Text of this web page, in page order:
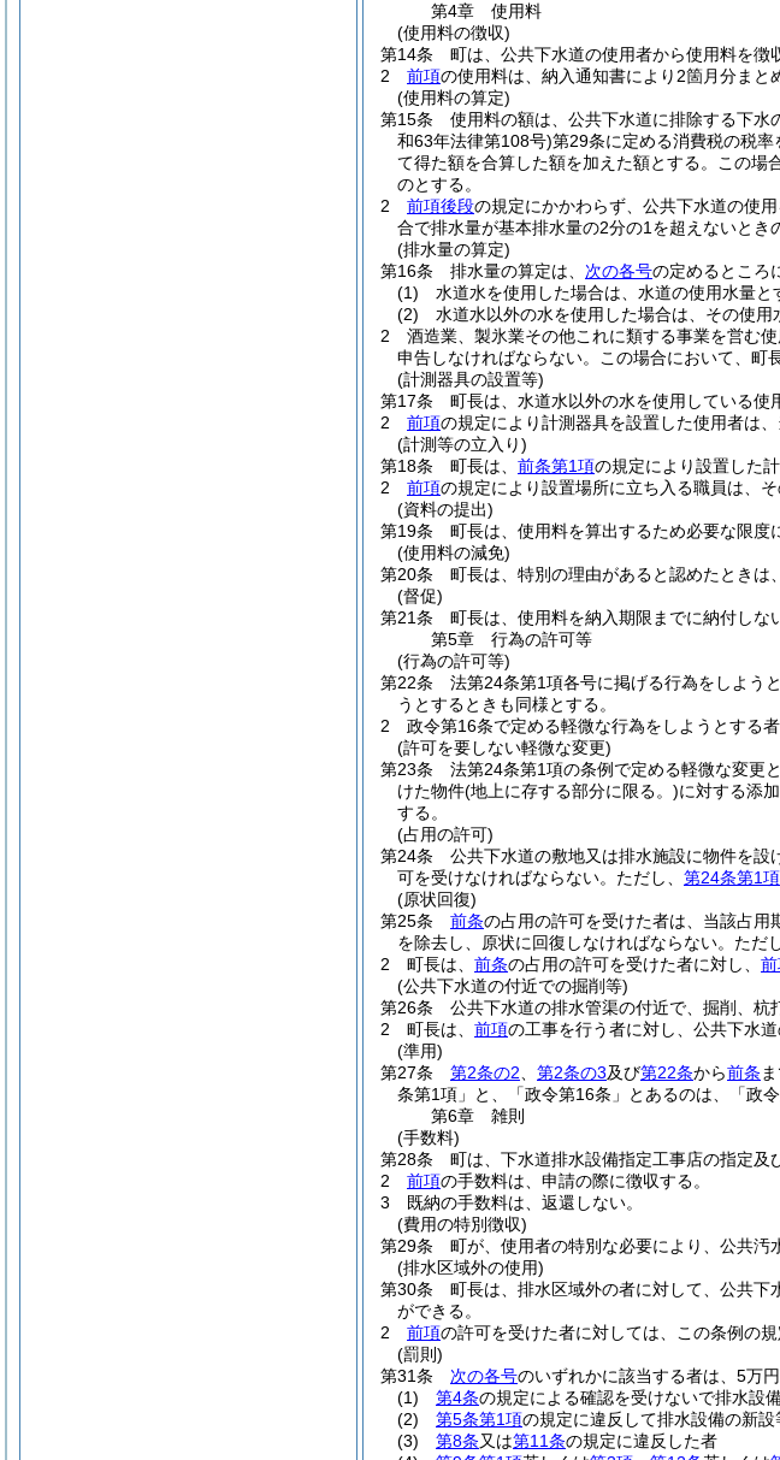
第4章
使用料
(使用料の徴収)
第14条
町は、公共下水道の使用者から使用料を徴
2
前項の使用料は、納入通知書により2箇月分まと
(使用料の算定)
第15条
使用料の額は、公共下水道に排除する下水
和63年法律第108号)第29条に定める消費税の税
て得た額を合算した額を加えた額とする。
この場
のとする。
2
前項後段の規定にかかわらず、公共下水道の使
合で排水量が基本排水量の2分の1を超えないとき
(排水量の算定)
第16条
排水量の算定は、 次の各号の定めるところ
(1)
水道水を使用した場合は、水道の使用水量と
(2)
水道水以外の水を使用した場合は、その使用
2
酒造業、製氷業その他これに類する事業を営む
申告しなければならない。
この場合において、町
(計測器具の設置等)
第17条
町長は、水道水以外の水を使用している使
2
前項の規定により計測器具を設置した使用者は
(計測等の立入り)
第18条
町長は、 前条第1項の規定により設置した
2
前項の規定により設置場所に立ち入る職員は、
(資料の提出)
第19条
町長は、使用料を算出するため必要な限度
(使用料の減免)
第20条
町長は、特別の理由があると認めたときは
(督促)
第21条
町長は、使用料を納入期限までに納付しな
第5章
行為の許可等
(行為の許可等)
第22条
法第24条第1項各号に掲げる行為をしよう
うとするときも同様とする。
2
政令第16条で定める軽微な行為をしようとする
(許可を要しない軽微な変更)
第23条
法第24条第1項の条例で定める軽微な変更
けた物件(地上に存する部分に限る。)に対する添
する。
(占用の許可)
第24条
公共下水道の敷地又は排水施設に物件を
可を受けなければならない。 ただし、 第24条第1項
(原状回復)
第25条
前条の占用の許可を受けた者は、当該占
を除去し、原状に回復しなければならない。 ただ
2
町長は、 前条の占用の許可を受けた者に対し、
(公共下水道の付近での掘削等)
第26条
公共下水道の排水管渠の付近で、掘削、杭
2
町長は、 前項の工事を行う者に対し、公共下水
(準用)
第27条
第2条の2 第2条の3及び第22条から前条
条第1項」と、「政令第16条」とあるのは、「政
第6章
雑則
(手数料)
第28条
町は、下水道排水設備指定工事店の指定及
2
前項の手数料は、申請の際に徴収する。
3
既納の手数料は、返還しない。
(費用の特別徴収)
第29条
町が、使用者の特別な必要により、公共汚
(排水区域外の使用)
第30条
町長は、排水区域外の者に対して、公共下
ができる。
2
前項の許可を受けた者に対しては、この条例の規
(罰則)
第31条
次の各号のいずれかに該当する者は、5万
(1)
第4条の規定による確認を受けないで排水設
(2)
第5条第1項の規定に違反して排水設備の新
(3)
第8条又は第11条の規定に違反した者